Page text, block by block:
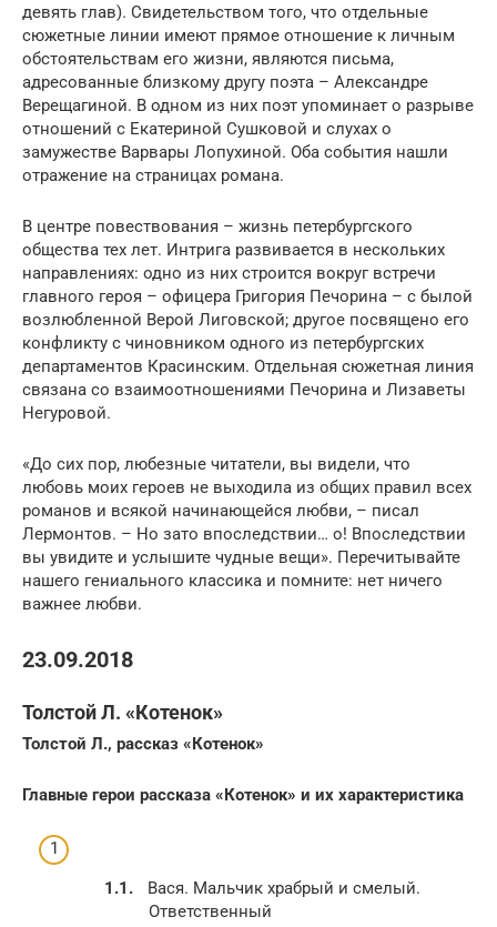
девять глав). Свидетельством того, что отдельные
сюжетные линии имеют прямое отношение к личным
обстоятельствам его жизни, являются письма,
адресованные близкому другу поэта – Александре
Верещагиной. В одном из них поэт упоминает о разрыве
отношений с Екатериной Сушковой и слухах о
замужестве Варвары Лопухиной. Оба события нашли
отражение на страницах романа.
В центре повествования – жизнь петербургского
общества тех лет. Интрига развивается в нескольких
направлениях: одно из них строится вокруг встречи
главного героя – офицера Григория Печорина – с былой
возлюбленной Верой Лиговской; другое посвящено его
конфликту с чиновником одного из петербургских
департаментов Красинским. Отдельная сюжетная линия
связана со взаимоотношениями Печорина и Лизаветы
Негуровой.
«До сих пор, любезные читатели, вы видели, что
любовь моих героев не выходила из общих правил всех
романов и всякой начинающейся любви, – писал
Лермонтов. – Но зато впоследствии… о! Впоследствии
вы увидите и услышите чудные вещи». Перечитывайте
нашего гениального классика и помните: нет ничего
важнее любви.
23.09.2018
Толстой Л. «Котенок»
Толстой Л., рассказ «Котенок»
Главные герои рассказа «Котенок» и их характеристика
Вася. Мальчик храбрый и смелый.
Ответственный